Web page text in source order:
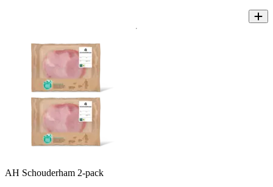
AH Schouderham 2-pack